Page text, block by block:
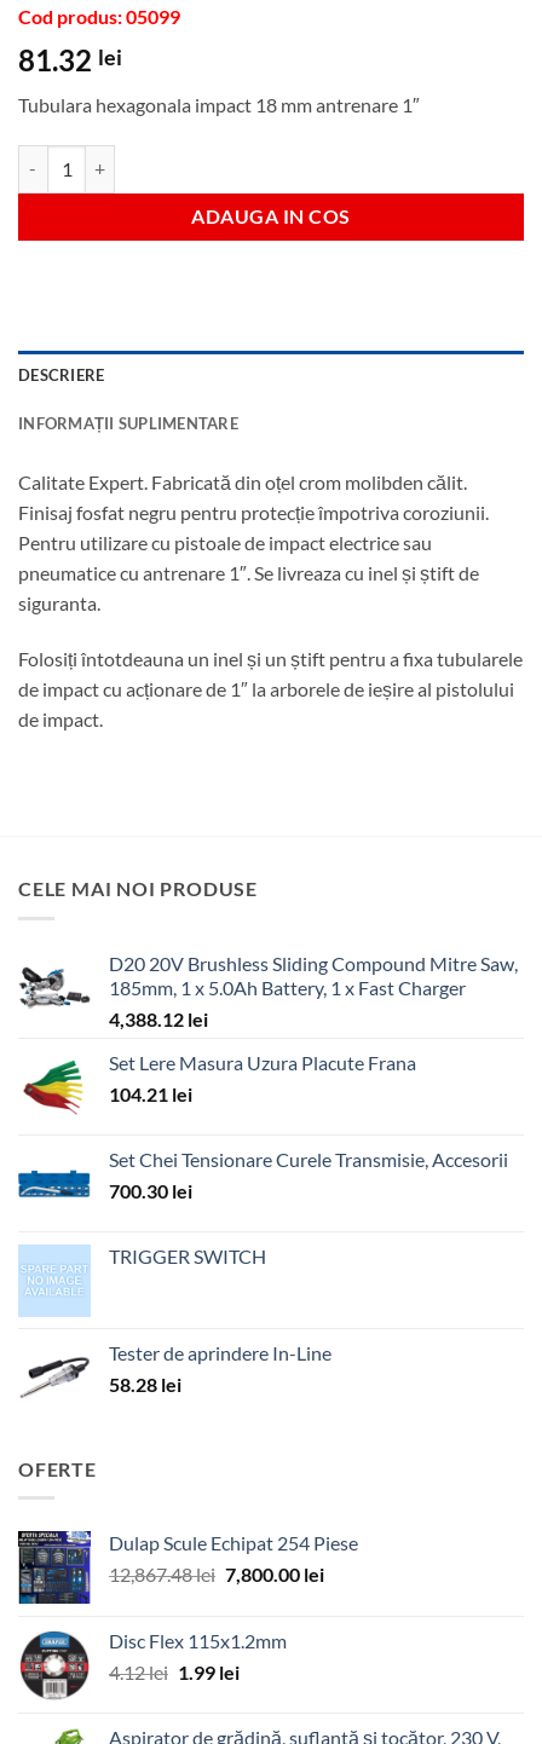
Cod produs: 05099
81.32 lei
Tubulara hexagonala impact 18 mm antrenare 1″
ADAUGA IN COS
DESCRIERE
INFORMAȚII SUPLIMENTARE
Calitate Expert. Fabricată din oțel crom molibden călit.
Finisaj fosfat negru pentru protecție împotriva coroziunii.
Pentru utilizare cu pistoale de impact electrice sau
pneumatice cu antrenare 1″. Se livreaza cu inel și știft de
siguranta.
Folosiți întotdeauna un inel și un știft pentru a fixa tubularele
de impact cu acționare de 1″ la arborele de ieșire al pistolului
de impact.
CELE MAI NOI PRODUSE
D20 20V Brushless Sliding Compound Mitre Saw,
185mm, 1 x 5.0Ah Battery, 1 x Fast Charger
4,388.12 lei
Set Lere Masura Uzura Placute Frana
104.21 lei
Set Chei Tensionare Curele Transmisie, Accesorii
700.30 lei
TRIGGER SWITCH
Tester de aprindere In-Line
58.28 lei
OFERTE
Dulap Scule Echipat 254 Piese
12,867.48lei Prețul
fost:
12,867.48 lei.
7,800.00 leiPrețul
Disc Flex 115x1.2mm
4.12lei Prețul
1.99 leiPrețul
Aspirator de grădină, suflantă și tocător, 230 V,